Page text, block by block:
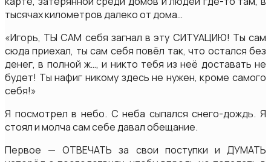
тысячах километров далеко от дома…
«Игорь, ТЫ САМ себя загнал в эту СИТУАЦИЮ! Ты сам
сюда приехал, ты сам себя повёл так, что остался без
денег, в полной ж…, и никто тебя из неё доставать не
будет! Ты нафиг никому здесь не нужен, кроме самого
себя!»
Я посмотрел в небо. С неба сыпался снего-дождь. Я
стоял и молча сам себе давал обещание.
Первое — ОТВЕЧАТЬ за свои поступки и ДУМАТЬ